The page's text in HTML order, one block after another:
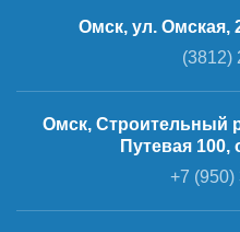
Омск, ул. Омская,
(3812)
Омск,
Путевая 100,
+7 (950)